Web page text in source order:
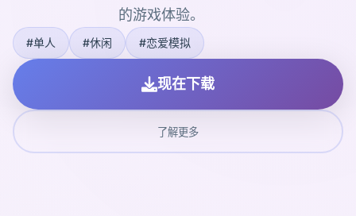
的游戏体验。
#单人 #休闲 #恋爱模拟
现在下载
了解更多